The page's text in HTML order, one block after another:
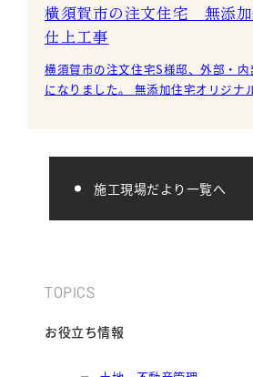
横須賀市の注文住宅 無添加
仕上工事
横須賀市の注文住宅S様邸、外部・
になりました。 無添加住宅オリジナル漆喰で仕上げた、
施工現場だより一覧へ
TOPICS
お役立ち情報